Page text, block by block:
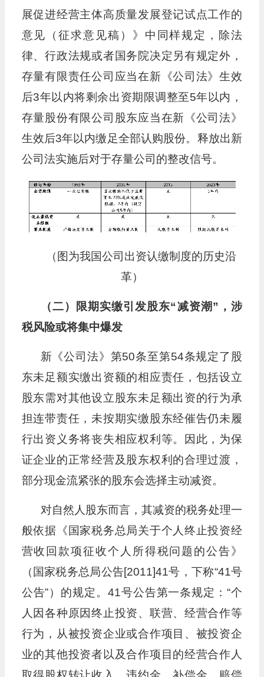
展促进经营主体高质量发展登记试点工作的
意见（征求意见稿）》中同样规定，除法
律、行政法规或者国务院决定另有规定外，
存量有限责任公司应当在新《公司法》生效
后3年以内将剩余出资期限调整至5年以内，
存量股份有限公司股东应当在新《公司法》
生效后3年以内缴足全部认购股份。释放出新
公司法实施后对于存量公司的整改信号。
（图为我国公司出资认缴制度的历史沿
革）
（二）限期实缴引发股东“减资潮”，涉
税风险或将集中爆发
新《公司法》第50条至第54条规定了股
东未足额实缴出资额的相应责任，包括设立
股东需对其他设立股东未足额出资的行为承
担连带责任，未按期实缴股东经催告仍未履
行出资义务将丧失相应权利等。因此，为保
证企业的正常经营及股东权利的合理过渡，
部分现金流紧张的股东会选择主动减资。
对自然人股东而言，其减资的税务处理一
般依据《国家税务总局关于个人终止投资经
营收回款项征收个人所得税问题的公告》
（国家税务总局公告[2011]41号，下称“41号
公告”）的规定。41号公告第一条规定：“个
人因各种原因终止投资、联营、经营合作等
行为，从被投资企业或合作项目、被投资企
业的其他投资者以及合作项目的经营合作人